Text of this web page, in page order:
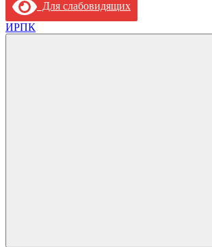
Для слабовидящих
ИРПК